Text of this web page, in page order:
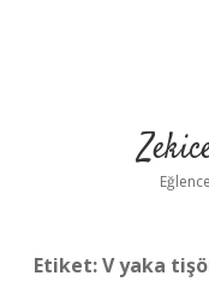
Etiket:V yaka